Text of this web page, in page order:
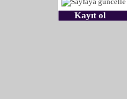
Kayıt ol